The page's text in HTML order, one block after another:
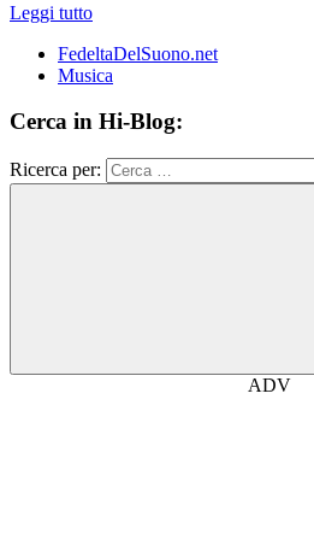
Leggi tutto
FedeltaDelSuono.net
Musica
Cerca in Hi-Blog:
Ricerca per:
ADV